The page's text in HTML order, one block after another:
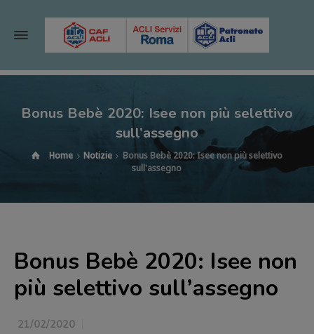
Bonus Bebè 2020: Isee non più selettivo
sull’assegno
Home Notizie
Bonus Bebè 2020: Isee non più selettivo
sull'assegno
Bonus Bebè 2020: Isee non
più selettivo sull’assegno
21/02/2020